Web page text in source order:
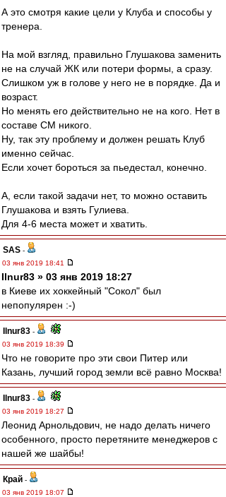
А это смотря какие цели у Клуба и способы у
тренера.
На мой взгляд, правильно Глушакова заменить
не на случай ЖК или потери формы, а сразу.
Слишком уж в голове у него не в порядке. Да и
возраст.
Но менять его действительно не на кого. Нет в
составе СМ никого.
Ну, так эту проблему и должен решать Клуб
именно сейчас.
Если хочет бороться за пьедестал, конечно.
А, если такой задачи нет, то можно оставить
Глушакова и взять Гулиева.
Для 4-6 места может и хватить.
SAS -
03 янв 2019 18:41
Ilnur83 » 03 янв 2019 18:27
в Киеве их хоккейный "Сокол" был
непопулярен :-)
Ilnur83 -
03 янв 2019 18:39
Что не говорите про эти свои Питер или
Казань, лучший город земли всё равно Москва!
Ilnur83 -
03 янв 2019 18:27
Леонид Арнольдович, не надо делать ничего
особенного, просто перетяните менеджеров с
нашей же шайбы!
Край -
03 янв 2019 18:07